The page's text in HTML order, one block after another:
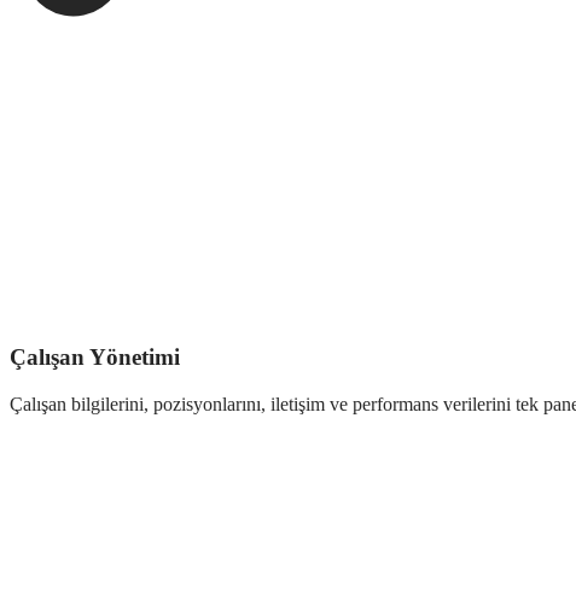
Çalışan Yönetimi
Çalışan bilgilerini, pozisyonlarını, iletişim ve performans verilerini tek